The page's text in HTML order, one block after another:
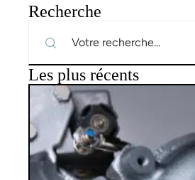
Recherche
Les plus récents